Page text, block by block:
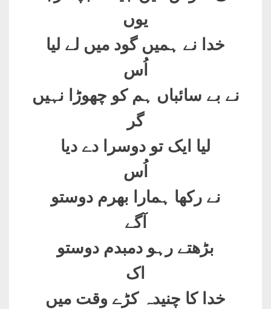
یوں
خدا نے ہمیں گود میں لے لیا
اُس
نے بے سائباں ہم کو چھوڑا نہیں
گر
لیا ایک تو دوسرا دے دیا
اُس
نے رکھا ہمارا بھرم دوستو
آگے
بڑھتے رہو دمبدم دوستو
اک
خدا کا چنیدہ کڑے وقت میں